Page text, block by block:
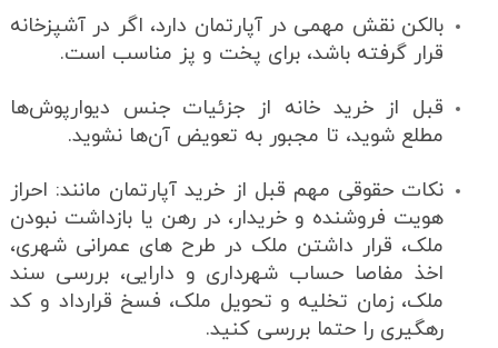
بالکن نقش مهمی در آپارتمان دارد، اگر در آشپزخانه
قرار گرفته باشد، برای پخت و پز مناسب است.
قبل از خرید خانه از جزئیات جنس دیوارپوش‌ها
مطلع شوید، تا مجبور به تعویض آن‌ها نشوید.
نکات حقوقی مهم قبل از خرید آپارتمان مانند: احراز
هویت فروشنده و خریدار، در رهن یا بازداشت نبودن
ملک، قرار داشتن ملک در طرح های عمرانی شهری،
اخذ مفاصا حساب شهرداری و دارایی، بررسی سند
ملک، زمان تخلیه و تحویل ملک، فسخ قرارداد و کد
رهگیری را حتما بررسی کنید.